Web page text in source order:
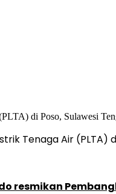
Tenaga Air (PLTA)
resmikan